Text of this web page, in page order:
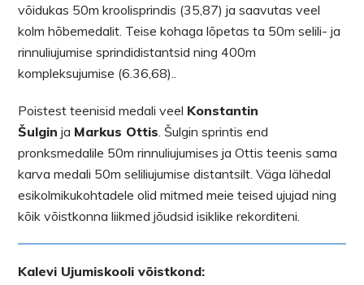
võidukas 50m kroolisprindis (35,87) ja saavutas veel
kolm hõbemedalit. Teise kohaga lõpetas ta 50m selili- ja
rinnuliujumise sprindidistantsid ning 400m
kompleksujumise (6.36,68)..
Poistest teenisid medali veel Konstantin
Šulgin ja Markus Ottis . Šulgin sprintis end
pronksmedalile 50m rinnuliujumises ja Ottis teenis sama
karva medali 50m seliliujumise distantsilt. Väga lähedal
esikolmikukohtadele olid mitmed meie teised ujujad ning
kõik võistkonna liikmed jõudsid isiklike rekorditeni.
Kalevi Ujumiskooli võistkond: